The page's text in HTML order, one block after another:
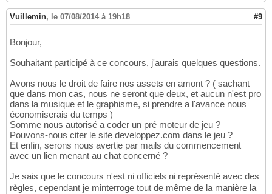
Vuillemin, le 07/08/2014 à 19h18 #9
Bonjour,
Souhaitant participé à ce concours, j'aurais quelques questions.
Avons nous le droit de faire nos assets en amont ? ( sachant
que dans mon cas, nous ne seront que deux, et aucun n'est pro
dans la musique et le graphisme, si prendre a l'avance nous
économiserais du temps )
Somme nous autorisé a coder un pré moteur de jeu ?
Pouvons-nous citer le site developpez.com dans le jeu ?
Et enfin, serons nous avertie par mails du commencement
avec un lien menant au chat concerné ?
Je sais que le concours n'est ni officiels ni représenté avec des
règles, cependant je minterroge tout de même de la manière la